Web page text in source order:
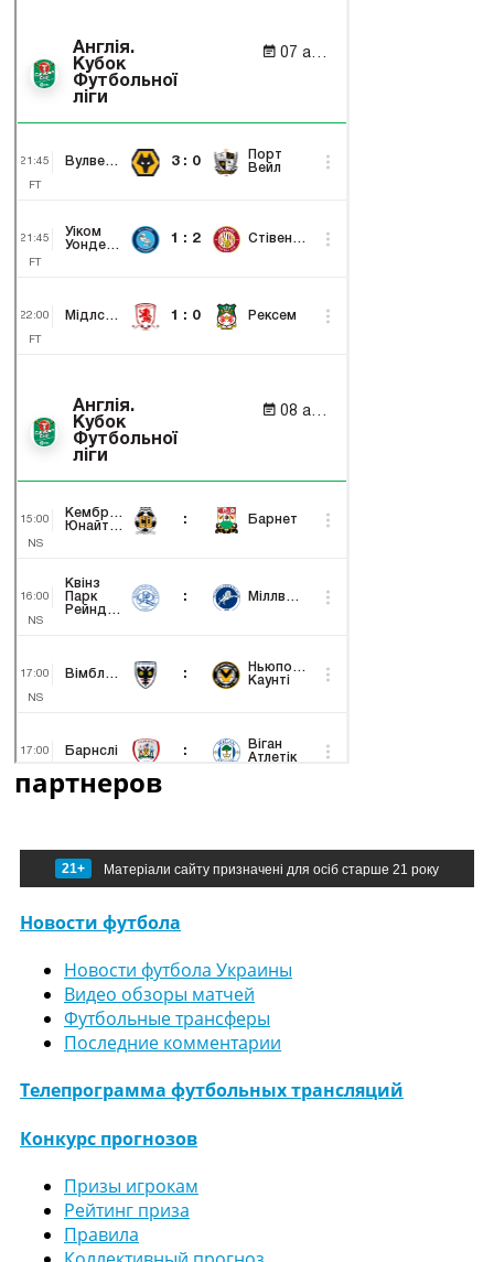
партнеров
21+ Матеріали сайту призначені для осіб старше 21 року
Новости футбола
Новости футбола Украины
Видео обзоры матчей
Футбольные трансферы
Последние комментарии
Телепрограмма футбольных трансляций
Конкурс прогнозов
Призы игрокам
Рейтинг приза
Правила